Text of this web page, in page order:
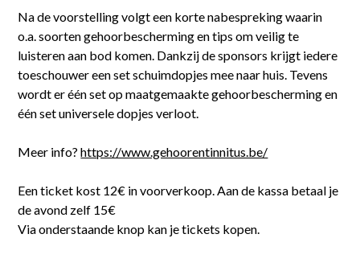
Na de voorstelling volgt een korte nabespreking waarin
o.a. soorten gehoorbescherming en tips om veilig te
luisteren aan bod komen. Dankzij de sponsors krijgt iedere
toeschouwer een set schuimdopjes mee naar huis. Tevens
wordt er één set op maatgemaakte gehoorbescherming en
één set universele dopjes verloot.
Meer info?https://www.gehoorentinnitus.be/
Een ticket kost 12€ in voorverkoop. Aan de kassa betaal je
de avond zelf 15€
Via onderstaande knop kan je tickets kopen.